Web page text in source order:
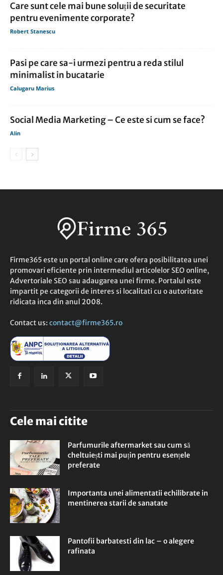
Care sunt cele mai bune soluții de securitate
pentru evenimente corporate?
Robert Stanescu
Pasi pe care sa-i urmezi pentru a reda stilul
minimalist in bucatarie
Calugaru Marius
Social Media Marketing – Ce este si cum se face?
Alin
Firme365 este un portal online care ofera posibilitatea unei
promovari eficiente prin intermediul articolelor SEO online,
Advertoriale SEO sau adaugarea unei firme. Portalul este
impartit pe categorii de interes si localitati cu o autoritate
ridicata inca din anul 2008.
Contact us: contact@firme365.ro
Cele mai citite
Parfumurile aftermarket sau cum să
cheltuiești mai puțin pentru esențele
preferate
Importanta unei alimentatii echilibrate in
mentinerea starii de sanatate
Pantofii barbatesti din lac – o alegere
rafinata